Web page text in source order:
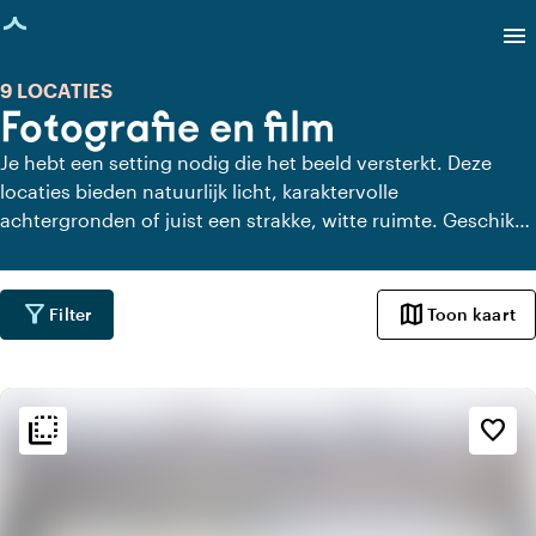
geladen
menu
Fotografie en film
9 LOCATIES
Je hebt een setting nodig die het beeld versterkt. Deze
locaties bieden natuurlijk licht, karaktervolle
achtergronden of juist een strakke, witte ruimte. Geschikt
locatie mee moet spelen in het verhaal.
filter_alt Filter map Toon kaart
flip_to_back favorite_border
flip_to_back Sfeer en esthetiek
theaters
Black box